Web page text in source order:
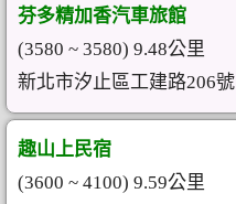
芬多精加香汽車旅館
(3580 ~ 3580) 9.48公里
新北市汐止區工建路206號
趣山上民宿
(3600 ~ 4100) 9.59公里